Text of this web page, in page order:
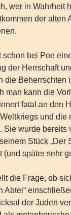
wer in Wahrheit
der alten
schon bei Poe
der Herrschaft
die Beherrschten
man kann die
fatal an den
und die
Sie wurde bereits
Stück „Der
(und später sehr
die Frage, ob
Abtei“
der Juden